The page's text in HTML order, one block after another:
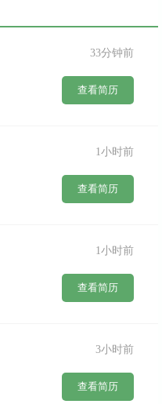
33分钟前
查看简历
1小时前
查看简历
1小时前
查看简历
3小时前
查看简历